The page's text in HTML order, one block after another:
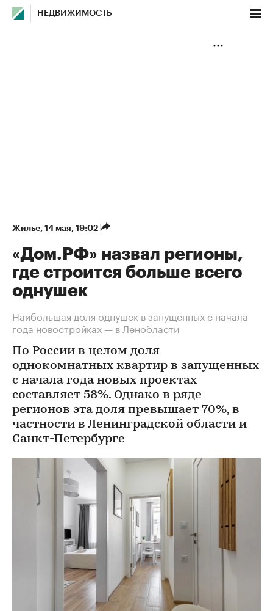
НЕДВИЖИМОСТЬ
Жилье⁠, 14 мая, 19:02
«Дом.РФ» назвал регионы,
где строится больше всего
однушек
Наибольшая доля однушек в запущенных с начала
года новостройках — в Ленобласти
По России в целом доля
однокомнатных квартир в запущенных
с начала года новых проектах
составляет 58%. Однако в ряде
регионов эта доля превышает 70%, в
частности в Ленинградской области и
Санкт-Петербурге